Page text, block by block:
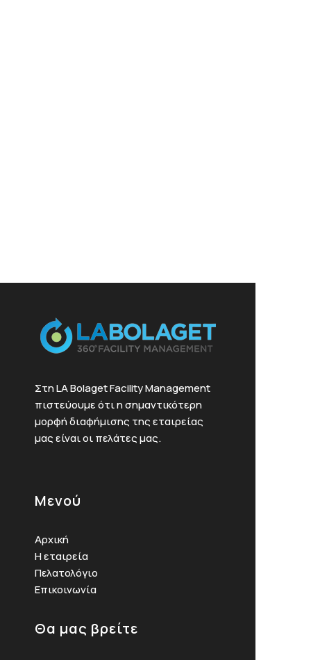
Στη LA Bolaget Facility Management
πιστεύουμε ότι η σημαντικότερη
μορφή διαφήμισης της εταιρείας
μας είναι οι πελάτες μας.
Μενού
Αρχική
Η εταιρεία
Πελατολόγιο
Επικοινωνία
Θα μας βρείτε